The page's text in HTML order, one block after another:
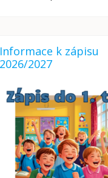
Informace k zápisu
2026/2027